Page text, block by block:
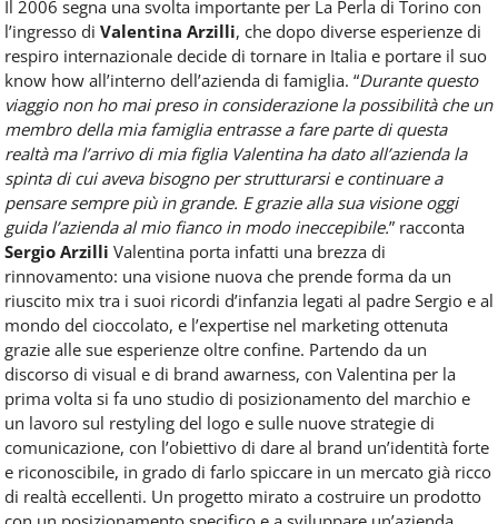
Il 2006 segna una svolta importante per La Perla di Torino con
l’ingresso di Valentina Arzilli, che dopo diverse esperienze di
respiro internazionale decide di tornare in Italia e portare il suo
know how all’interno dell’azienda di famiglia. “Durante questo
viaggio non ho mai preso in considerazione la possibilità che un
membro della mia famiglia entrasse a fare parte di questa
realtà ma l’arrivo di mia figlia Valentina ha dato all’azienda la
spinta di cui aveva bisogno per strutturarsi e continuare a
pensare sempre più in grande. E grazie alla sua visione oggi
guida l’azienda al mio fianco in modo ineccepibile.” racconta
Sergio Arzilli Valentina porta infatti una brezza di
rinnovamento: una visione nuova che prende forma da un
riuscito mix tra i suoi ricordi d’infanzia legati al padre Sergio e al
mondo del cioccolato, e l’expertise nel marketing ottenuta
grazie alle sue esperienze oltre confine. Partendo da un
discorso di visual e di brand awarness, con Valentina per la
prima volta si fa uno studio di posizionamento del marchio e
un lavoro sul restyling del logo e sulle nuove strategie di
comunicazione, con l’obiettivo di dare al brand un’identità forte
e riconoscibile, in grado di farlo spiccare in un mercato già ricco
di realtà eccellenti. Un progetto mirato a costruire un prodotto